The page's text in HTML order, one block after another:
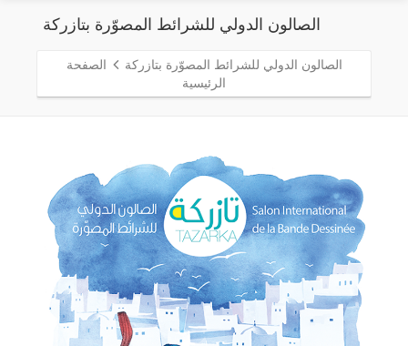
الصالون الدولي للشرائط المصوّرة بتازركة
الصالون الدولي للشرائط المصوّرة بتازركة
الصفحة
الرئيسية